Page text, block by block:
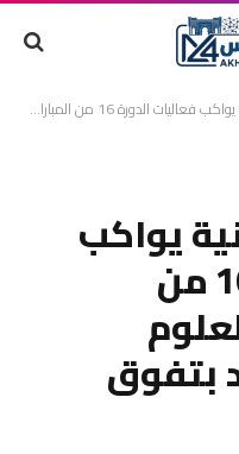
المباراة العامة للعلوم والتقنيات ويشيد بتفوق التلاميذ
يواكب
فعاليات الدورة 16 من
بتفوق